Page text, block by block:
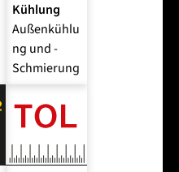
Kühlung
Außenkühlu
ng und -
Schmierung